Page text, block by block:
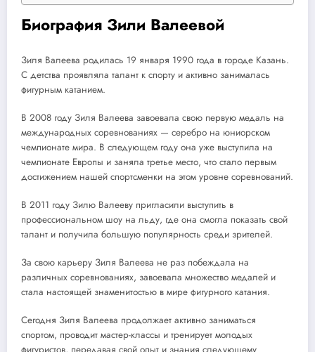
Биография Зили Валеевой
Зиля Валеева родилась 19 января 1990 года в городе Казань.
С детства проявляла талант к спорту и активно занималась
фигурным катанием.
В 2008 году Зиля Валеева завоевала свою первую медаль на
международных соревнованиях — серебро на юниорском
чемпионате мира. В следующем году она уже выступила на
чемпионате Европы и заняла третье место, что стало первым
достижением нашей спортсменки на этом уровне соревнований.
В 2011 году Зилю Валееву пригласили выступить в
профессиональном шоу на льду, где она смогла показать свой
талант и получила большую популярность среди зрителей.
За свою карьеру Зиля Валеева не раз побеждала на
различных соревнованиях, завоевала множество медалей и
стала настоящей знаменитостью в мире фигурного катания.
Сегодня Зиля Валеева продолжает активно заниматься
спортом, проводит мастер-классы и тренирует молодых